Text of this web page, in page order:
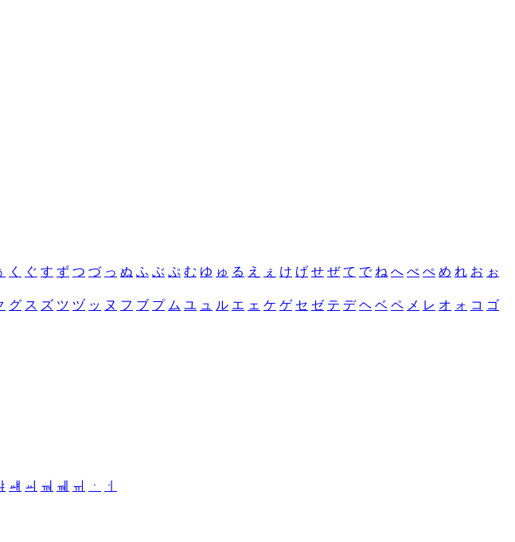
く ぐ す ず つ づ っ ぬ ふ ぶ ぷ む ゆ ゅ る え ぇ け げ せ ぜ て で ね へ べ ぺ め れ お ぉ
グ ス ズ ツ ヅ ッ ヌ フ ブ プ ム ユ ュ ル エ ェ ケ ゲ セ ゼ テ デ ヘ ベ ペ メ レ オ ォ コ ゴ
ㆈ ㆉ ㆊ ㆋ ㆌ ㆍ
ㆎ